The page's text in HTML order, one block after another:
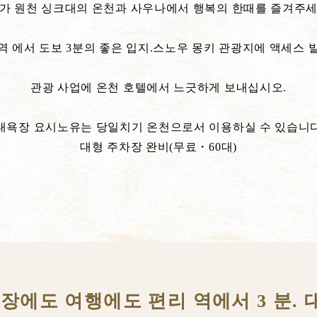
원천 싱크대의 온천과 사우나에서 행복의 한때를 즐겨주
에서 도보 3분의 좋은 입지.스노우 몽키 관광지에 액세스
관광 사업에 온천 호텔에서 느긋하게 보내십시오.
욕장 요시노유는 당일치기 온천으로서 이용하실 수 있습니
대형 주차장 완비(무료・60대)
에도 여행에도 편리 역에서 3 분.